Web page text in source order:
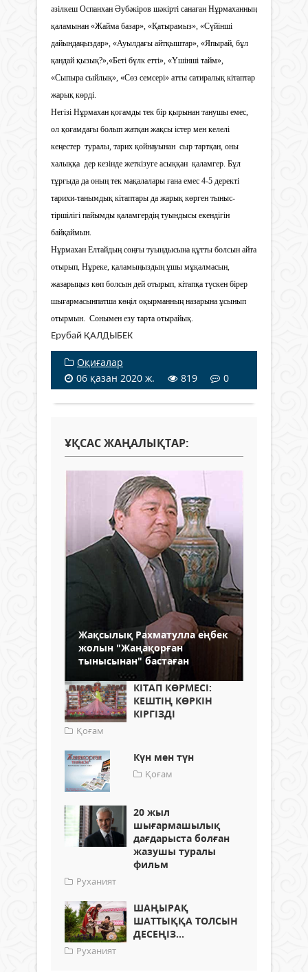
әзілкеш Оспанхан Әубәкіров шәкірті санаған Нұрмаханның
қаламынан «Жайма базар», «Қатырамыз», «Сүйінші
дайындаңыздар», «Ауылдағы айтқыштар», «Япырай, бұл
қандай қызық?»,«Беті бүлк етті», «Үшінші тайм»,
«Сыпыра сыйлық», «Сөз семсері» атты сатиралық кітаптар
жарық көрді.
Негізі Нұрмахан қоғамды тек бір қырынан танушы емес,
ол қоғамдағы болып жатқан жақсы істер мен келелі
кеңестер туралы, тарих қойнауынан сыр тартқан, оны
халыққа дер кезінде жеткізуге асыққан қаламгер. Бұл
тұрғыда да оның тек мақалалары ғана емес 4-5 деректі
тарихи-танымдық кітаптары да жарық көрген тыныс-
тіршілігі пайымды қаламгердің туындысы екендігін
байқаймын.
Нұрмахан Елтайдың соңғы туындысына құтты болсын айта
отырып, Нұреке, қаламыңыздың ұшы мұқалмасын,
жазарыңыз көп болсын дей отырып, кітапқа түскен бірер
шығармасынпатша көңіл оқырманның назарына ұсынып
отырмын. Сонымен езу тарта отырайық.
Ерубай ҚАЛДЫБЕК
Оқиғалар
06 қазан 2020 ж.
819 0
ҰҚСАС ЖАҢАЛЫҚТАР:
Жақсылық Рахматулла еңбек
жолын "Жаңақорған
тынысынан" бастаған
КІТАП КӨРМЕСІ:
КЕШТІҢ КӨРКІН
КІРГІЗДІ
Қоғам
Күн мен түн
Қоғам
20 жыл
шығармашылық
дағдарыста болған
жазушы туралы
фильм
Руханият
ШАҢЫРАҚ
ШАТТЫҚҚА ТОЛСЫН
ДЕСЕҢІЗ...
Руханият